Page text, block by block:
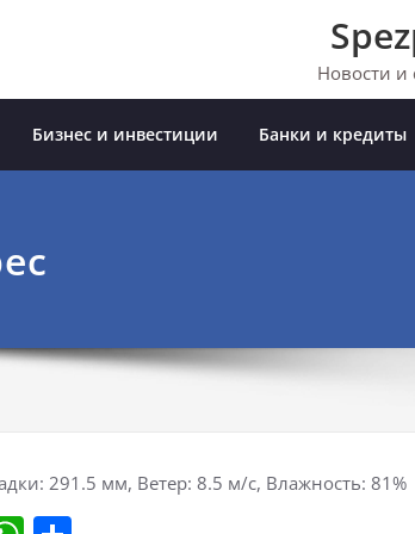
Новости и
Бизнес и инвестиции Банки и кредиты
291.5 мм, Ветер: 8.5 м/с, Влажность: 81%